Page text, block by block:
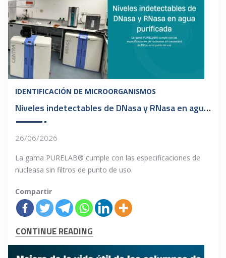
IDENTIFICACIÓN DE MICROORGANISMOS
Niveles indetectables de DNasa y RNasa en agua purificada
26/06/2026
La gama PURELAB® cumple con las especificaciones de
nucleasa sin filtros de punto de uso.
Compartir
CONTINUE READING